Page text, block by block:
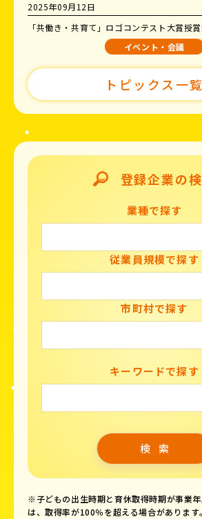
2025年09月12日
「共働き・共育て」ロゴコンテスト大賞授
イベント・会議
トピックス一覧
登録企業の
業種で探す
従業員規模で探す
市町村で探す
キーワードで探す
※子どもの出生時期と育休取得時期が事業
は、取得率が100％を超える場合があります。